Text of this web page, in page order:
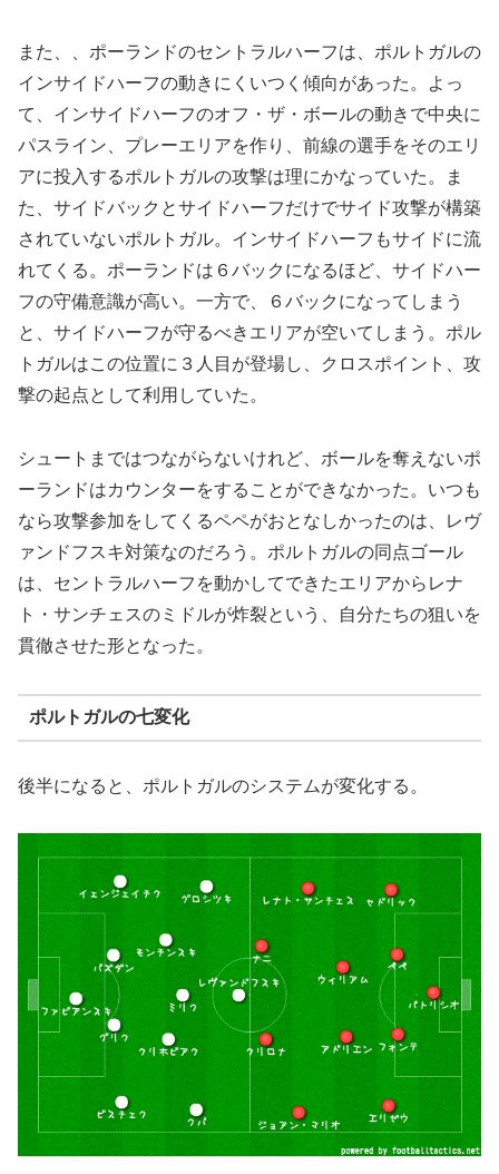
また、、ポーランドのセントラルハーフは、ポルトガルの
インサイドハーフの動きにくいつく傾向があった。よっ
て、インサイドハーフのオフ・ザ・ボールの動きで中央に
パスライン、プレーエリアを作り、前線の選手をそのエリ
アに投入するポルトガルの攻撃は理にかなっていた。ま
た、サイドバックとサイドハーフだけでサイド攻撃が構築
されていないポルトガル。インサイドハーフもサイドに流
れてくる。ポーランドは６バックになるほど、サイドハー
フの守備意識が高い。一方で、６バックになってしまう
と、サイドハーフが守るべきエリアが空いてしまう。ポル
トガルはこの位置に３人目が登場し、クロスポイント、攻
撃の起点として利用していた。
シュートまではつながらないけれど、ボールを奪えないポ
ーランドはカウンターをすることができなかった。いつも
なら攻撃参加をしてくるペペがおとなしかったのは、レヴ
ァンドフスキ対策なのだろう。ポルトガルの同点ゴール
は、セントラルハーフを動かしてできたエリアからレナ
ト・サンチェスのミドルが炸裂という、自分たちの狙いを
貫徹させた形となった。
ポルトガルの七変化
後半になると、ポルトガルのシステムが変化する。